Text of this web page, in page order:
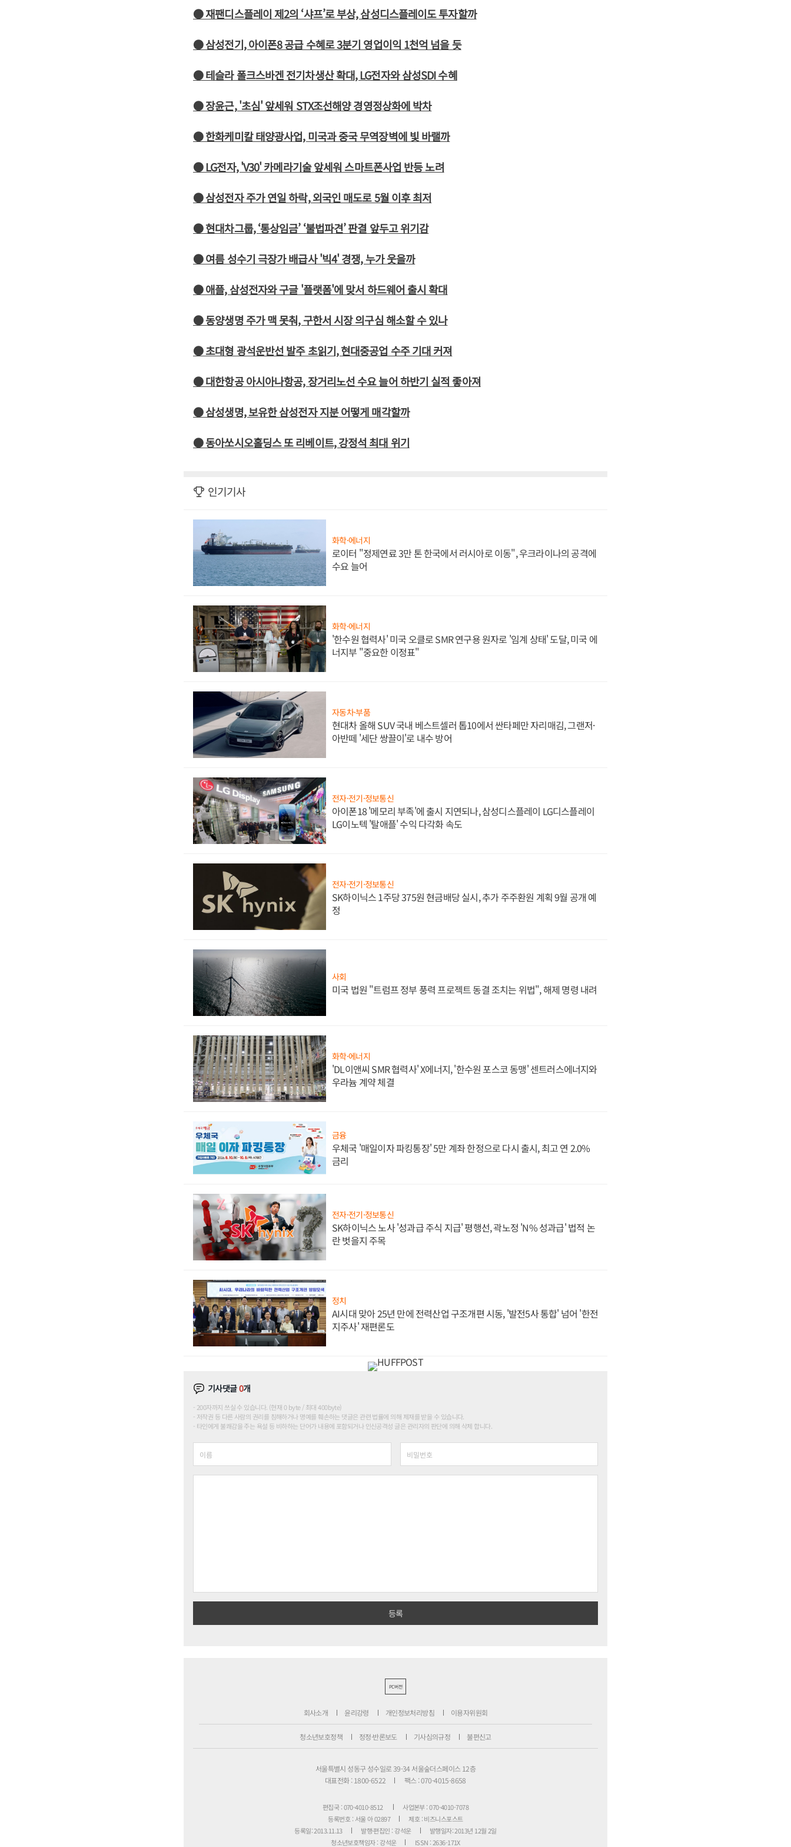
● 재팬디스플레이 제2의 ‘샤프’로 부상, 삼성디스플레이도 투자할까
● 삼성전기, 아이폰8 공급 수혜로 3분기 영업이익 1천억 넘을 듯
● 테슬라 폴크스바겐 전기차생산 확대, LG전자와 삼성SDI 수혜
● 장윤근, '초심' 앞세워 STX조선해양 경영정상화에 박차
● 한화케미칼 태양광사업, 미국과 중국 무역장벽에 빛 바랠까
● LG전자, 'V30' 카메라기술 앞세워 스마트폰사업 반등 노려
● 삼성전자 주가 연일 하락, 외국인 매도로 5월 이후 최저
● 현대차그룹, ‘통상임금’ ‘불법파견’ 판결 앞두고 위기감
● 여름 성수기 극장가 배급사 '빅4' 경쟁, 누가 웃을까
● 애플, 삼성전자와 구글 '플랫폼'에 맞서 하드웨어 출시 확대
● 동양생명 주가 맥 못춰, 구한서 시장 의구심 해소할 수 있나
● 초대형 광석운반선 발주 초읽기, 현대중공업 수주 기대 커져
● 대한항공 아시아나항공, 장거리노선 수요 늘어 하반기 실적 좋아져
● 삼성생명, 보유한 삼성전자 지분 어떻게 매각할까
● 동아쏘시오홀딩스 또 리베이트, 강정석 최대 위기
인기기사
화학·에너지
로이터 "정제연료 3만 톤 한국에서 러시아로 이동", 우크라이나의 공격에
수요 늘어
화학·에너지
'한수원 협력사' 미국 오클로 SMR 연구용 원자로 '임계 상태' 도달, 미국 에
너지부 "중요한 이정표"
자동차·부품
현대차 올해 SUV 국내 베스트셀러 톱10에서 싼타페만 자리매김, 그랜저·
아반떼 '세단 쌍끌이'로 내수 방어
전자·전기·정보통신
아이폰18 '메모리 부족'에 출시 지연되나, 삼성디스플레이 LG디스플레이
LG이노텍 '탈애플' 수익 다각화 속도
전자·전기·정보통신
SK하이닉스 1주당 375원 현금배당 실시, 추가 주주환원 계획 9월 공개 예
정
사회
미국 법원 "트럼프 정부 풍력 프로젝트 동결 조치는 위법", 해제 명령 내려
화학·에너지
'DL이앤씨 SMR 협력사' X에너지, '한수원 포스코 동맹' 센트러스에너지와
우라늄 계약 체결
금융
우체국 '매일이자 파킹통장' 5만 계좌 한정으로 다시 출시, 최고 연 2.0%
금리
전자·전기·정보통신
SK하이닉스 노사 '성과급 주식 지급' 평행선, 곽노정 'N% 성과급' 법적 논
란 벗을지 주목
정치
AI시대 맞아 25년 만에 전력산업 구조개편 시동, '발전5사 통합' 넘어 '한전
지주사' 재편론도
기사댓글0개
200자까지 쓰실 수 있습니다. (현재 0 byte / 최대 400byte)
저작권 등 다른 사람의 권리를 침해하거나 명예를 훼손하는 댓글은 관련 법률에 의해 제재를 받을 수 있습니다.
타인에게 불쾌감을 주는 욕설 등 비하하는 단어가 내용에 포함되거나 인신공격성 글은 관리자의 판단에 의해 삭제 합니다.
PC버전
회사소개 윤리강령 개인정보처리방침 이용자위원회
청소년보호정책 정정·반론보도 기사심의규정 불편신고
서울특별시 성동구 성수일로 39-34 서울숲더스페이스 12층
대표전화 : 1800-6522
팩스 : 070-4015-8658
편집국 : 070-4010-8512
사업본부 : 070-4010-7078
등록번호 : 서울 아 02897
제호 : 비즈니스포스트
등록일: 2013.11.13
발행·편집인 : 강석운
발행일자: 2013년 12월 2일
청소년보호책임자 : 강석운
ISSN : 2636-171X